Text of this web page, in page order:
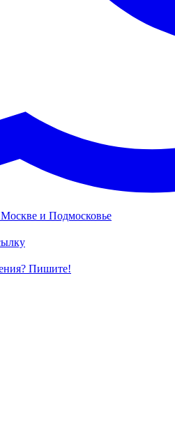
и Подмосковье
Пишите!